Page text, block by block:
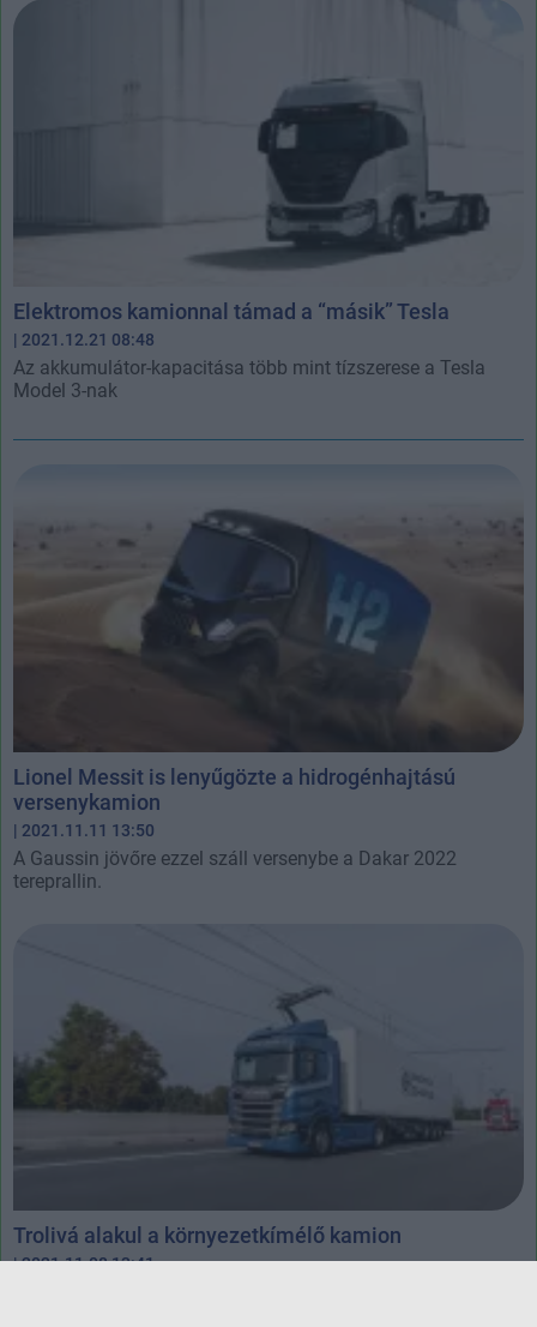
Elektromos kamionnal támad a “másik” Tesla
| 2021.12.21 08:48
Az akkumulátor-kapacitása több mint tízszerese a Tesla
Model 3-nak
Lionel Messit is lenyűgözte a hidrogénhajtású
versenykamion
| 2021.11.11 13:50
A Gaussin jövőre ezzel száll versenybe a Dakar 2022
tereprallin.
Trolivá alakul a környezetkímélő kamion
| 2021.11.08 13:41